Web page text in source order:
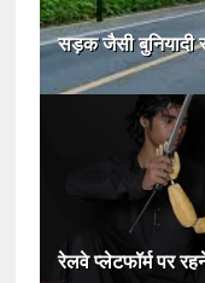
सड़क जैसी बुनियादी
रेलवे प्लेटफॉर्म पर